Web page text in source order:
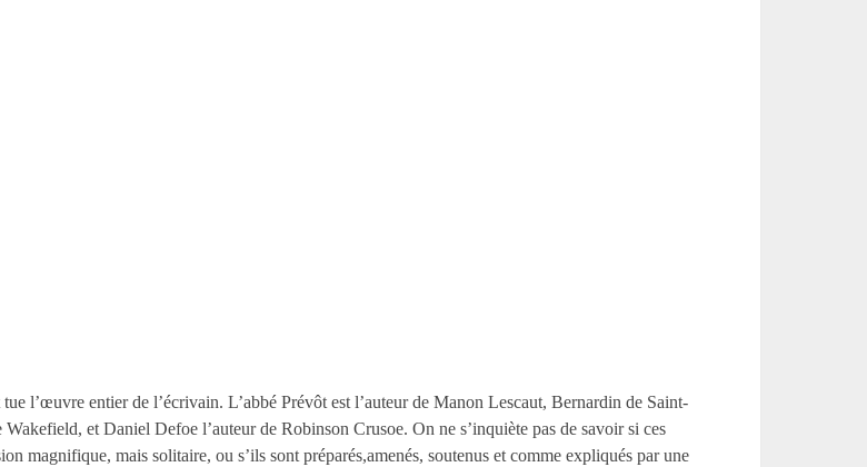
l’œuvre entier de l’écrivain. L’abbé Prévôt est l’auteur de Manon Lescaut, Bernardin de Saint-
et Daniel Defoe l’auteur de Robinson Crusoe. On ne s’inquiète pas de savoir si ces
magnifique, mais solitaire, ou s’ils sont préparés,amenés, soutenus et comme expliqués par une